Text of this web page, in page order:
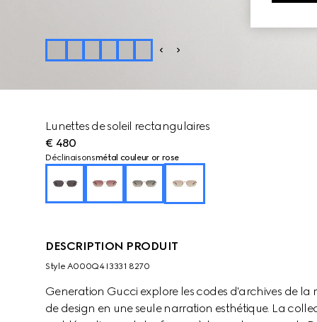
Lunettes de soleil rectangulaires
€ 480
Déclinaisonsmétal couleur or rose
DESCRIPTION PRODUIT
Style ‎A000Q4 I3331 8270
Generation Gucci explore les codes d'archives de
de design en une seule narration esthétique. La